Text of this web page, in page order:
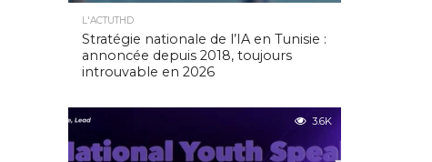
L'ACTUTHD
Stratégie nationale de l’IA en Tunisie :
annoncée depuis 2018, toujours
introuvable en 2026
3.6K